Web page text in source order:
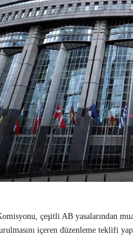
çeşitli AB yasalarından
içeren düzenleme teklifi